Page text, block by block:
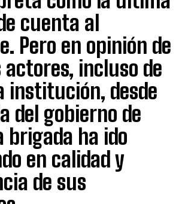
cuenta al
Pero en opinión de
actores, incluso de
institución, desde
del gobierno de
brigada ha ido
en calidad y
de sus